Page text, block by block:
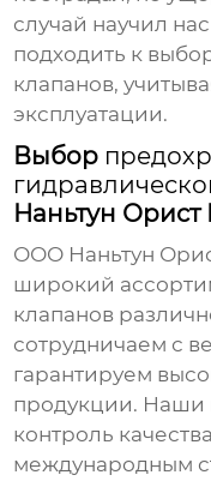
случай научил
подходить к
клапанов,
эксплуатации.
Выбор
Наньтун
ООО Наньтун
широкий
клапанов
сотрудничаем с
гарантируем
продукции. Наши
контроль
международным